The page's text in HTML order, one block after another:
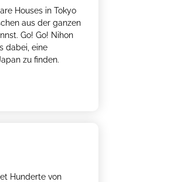
Houses in Tokyo
aus der ganzen
Go! Go! Nihon
dabei, eine
zu finden.
Hunderte von